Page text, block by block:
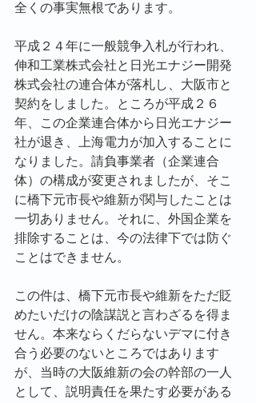
全くの事実無根であります。
平成２４年に一般競争入札が行われ、
伸和工業株式会社と日光エナジー開発
株式会社の連合体が落札し、大阪市と
契約をしました。ところが平成２６
年、この企業連合体から日光エナジー
社が退き、上海電力が加入することに
なりました。請負事業者（企業連合
体）の構成が変更されましたが、そこ
に橋下元市長や維新が関与したことは
一切ありません。それに、外国企業を
排除することは、今の法律下では防ぐ
ことはできません。
この件は、橋下元市長や維新をただ貶
めたいだけの陰謀説と言わざるを得ま
せん。本来ならくだらないデマに付き
合う必要のないところではあります
が、当時の大阪維新の会の幹部の一人
として、説明責任を果たす必要がある